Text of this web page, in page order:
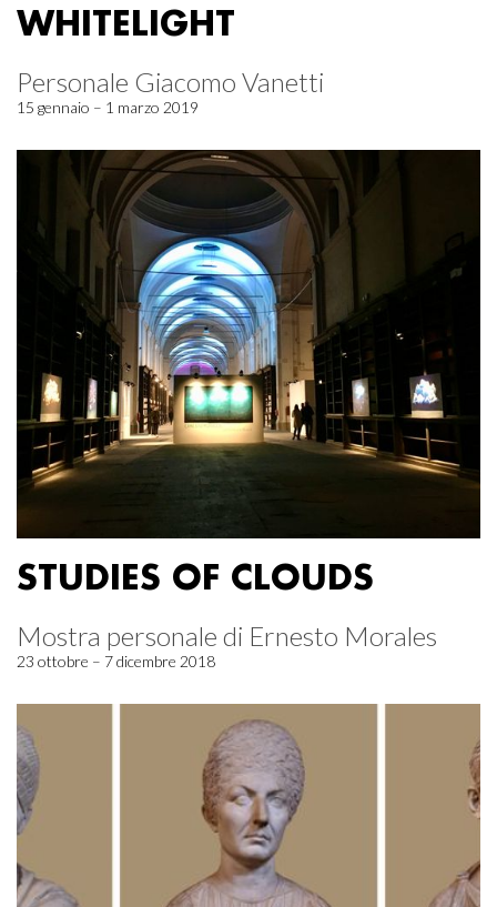
WHITELIGHT
Personale Giacomo Vanetti
15 gennaio – 1 marzo 2019
STUDIES OF CLOUDS
Mostra personale di Ernesto Morales
23 ottobre – 7 dicembre 2018